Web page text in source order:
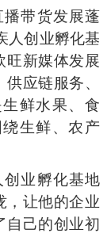
带货发展蓬
人创业孵化基
新媒体发展
应链服务、
鲜水果、食
生鲜、农产
业孵化基地
，让他的企业
自己的创业初